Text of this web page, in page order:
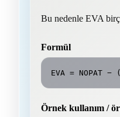
Bu nedenle EVA
Formül
EVA = NOPAT −
Örnek kullanım /